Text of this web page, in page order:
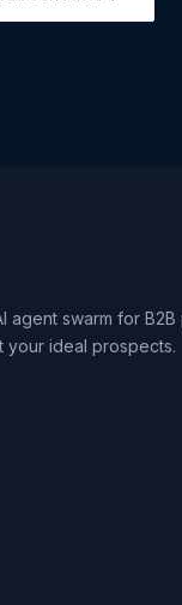
agent swarm for B2B
your ideal prospects.